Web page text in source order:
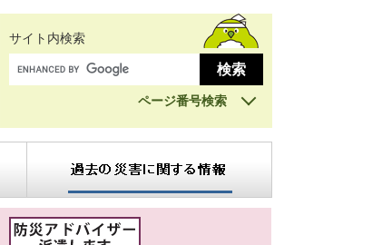
サイト内検索
ページ番号検索
災
害